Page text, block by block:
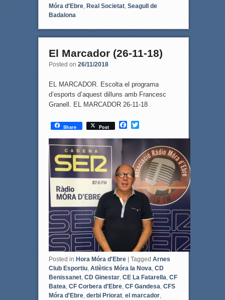
Móra d'Ebre, Real Societat, Seagull de
Badalona
El Marcador (26-11-18)
Posted on 26/11/2018
EL MARCADOR. Escolta el programa
d’esports d’aquest dilluns amb Francesc
Granell. EL MARCADOR 26-11-18
Share Post
F
c
o
o
k
T
i
t
e
r
Posted in Hora Móra d'Ebre Tagged Arnes
Club Esportiu, Atlètics Móra la Nova, CD
Benissanet, CD Ginestar, CE La Fatarella, CF
Batea, CF Corbera d'Ebre, CF Gandesa, CFS
Móra d'Ebre, derbi Priorat, el marcador,